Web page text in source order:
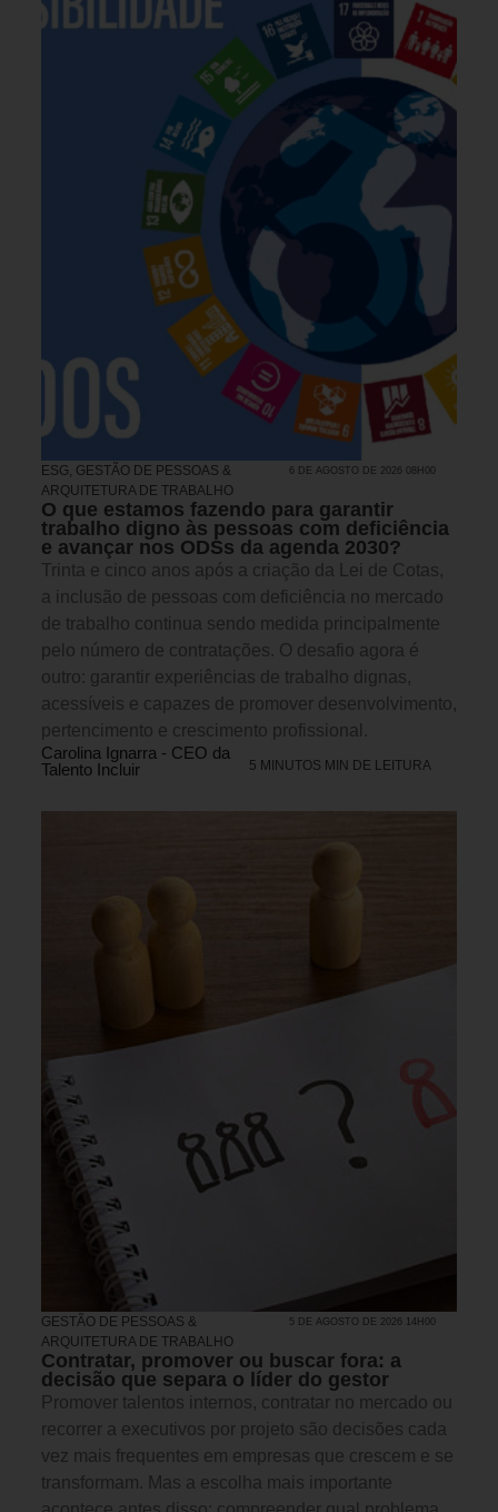
ESG, GESTÃO DE PESSOAS &
ARQUITETURA DE TRABALHO
6 DE AGOSTO DE 2026 08H00
O que estamos fazendo para garantir
trabalho digno às pessoas com deficiência
e avançar nos ODSs da agenda 2030?
Trinta e cinco anos após a criação da Lei de Cotas,
a inclusão de pessoas com deficiência no mercado
de trabalho continua sendo medida principalmente
pelo número de contratações. O desafio agora é
outro: garantir experiências de trabalho dignas,
acessíveis e capazes de promover desenvolvimento,
pertencimento e crescimento profissional.
Carolina Ignarra - CEO da
Talento Incluir
5 MINUTOS MIN DE LEITURA
GESTÃO DE PESSOAS &
ARQUITETURA DE TRABALHO
5 DE AGOSTO DE 2026 14H00
Contratar, promover ou buscar fora: a
decisão que separa o líder do gestor
Promover talentos internos, contratar no mercado ou
recorrer a executivos por projeto são decisões cada
vez mais frequentes em empresas que crescem e se
transformam. Mas a escolha mais importante